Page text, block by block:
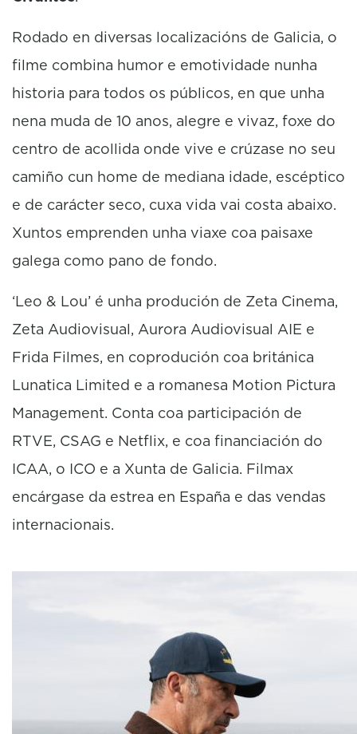
Rodado en diversas localizacións de Galicia, o
filme combina humor e emotividade nunha
historia para todos os públicos, en que unha
nena muda de 10 anos, alegre e vivaz, foxe do
centro de acollida onde vive e crúzase no seu
camiño cun home de mediana idade, escéptico
e de carácter seco, cuxa vida vai costa abaixo.
Xuntos emprenden unha viaxe coa paisaxe
galega como pano de fondo.
‘Leo & Lou’ é unha produción de Zeta Cinema,
Zeta Audiovisual, Aurora Audiovisual AIE e
Frida Filmes, en coprodución coa británica
Lunatica Limited e a romanesa Motion Pictura
Management. Conta coa participación de
RTVE, CSAG e Netflix, e coa financiación do
ICAA, o ICO e a Xunta de Galicia. Filmax
encárgase da estrea en España e das vendas
internacionais.